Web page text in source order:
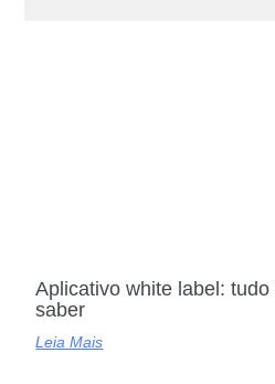
Aplicativo white label:
saber
Leia Mais